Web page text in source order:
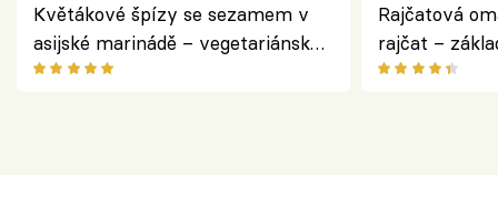
Květákové špízy se sezamem v
asijské marinádě – vegetariánská
chuťovka z grilu
Rajčatová
rajčat –